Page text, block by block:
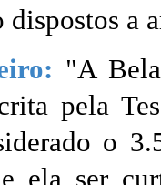
dispostos a
"A
pela
o
ela ser